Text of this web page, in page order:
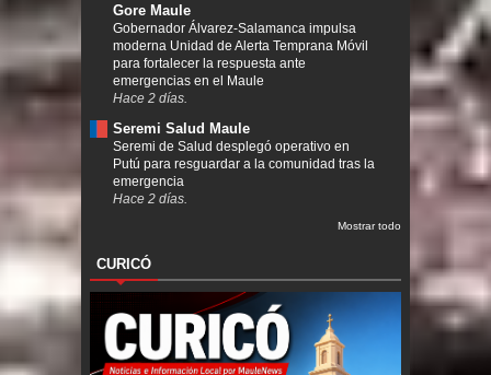
Gore Maule
Gobernador Álvarez-Salamanca impulsa
moderna Unidad de Alerta Temprana Móvil
para fortalecer la respuesta ante
emergencias en el Maule
Hace 2 días.
Seremi Salud Maule
Seremi de Salud desplegó operativo en
Putú para resguardar a la comunidad tras la
emergencia
Hace 2 días.
Mostrar todo
CURICÓ